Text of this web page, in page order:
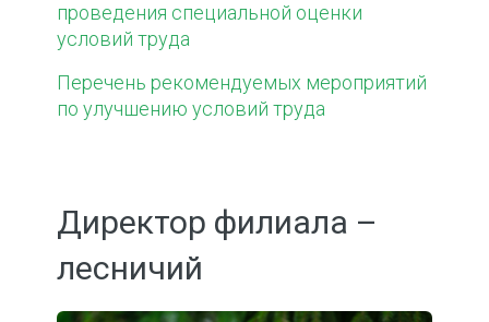
проведения специальной оценки
условий труда
Перечень рекомендуемых мероприятий
по улучшению условий труда
Директор филиала –
лесничий